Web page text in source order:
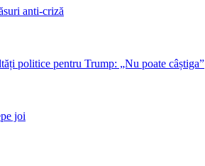
anti-criză
politice pentru Trump: „Nu poate câștiga”
joi